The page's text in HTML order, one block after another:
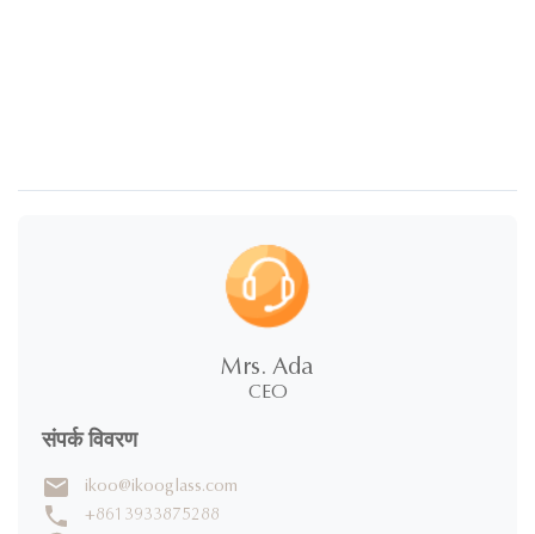
Mrs. Ada
CEO
संपर्क विवरण
ikoo@ikooglass.com
+8613933875288